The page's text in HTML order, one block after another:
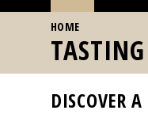
Home
YOU ARE HERE
HOME
DISCOVER